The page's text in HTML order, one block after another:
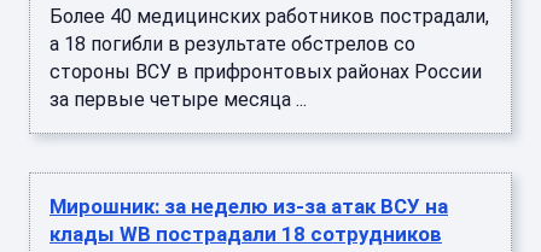
Более 40 медицинских работников пострадали,
а 18 погибли в результате обстрелов со
стороны ВСУ в прифронтовых районах России
за первые четыре месяца ...
Мирошник: за неделю из-за атак ВСУ на
клады WB пострадали 18 сотрудников